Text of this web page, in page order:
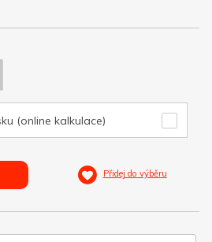
(online kalkulace)
Přidej do výběru